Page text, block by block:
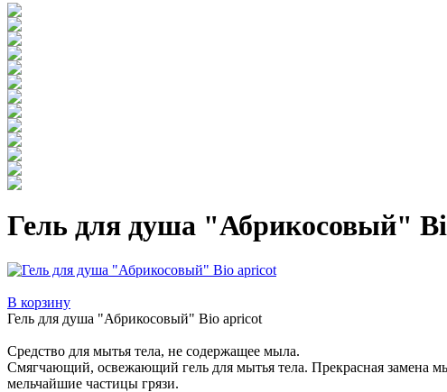
Гель для душа "Абрикосовый"
В корзину
Гель для душа "Абрикосовый" Bio apricot
Средство для мытья тела, не содержащее мыла.
Смягчающий, освежающий гель для мытья тела. Прекрасная замена
мельчайшие частицы грязи.